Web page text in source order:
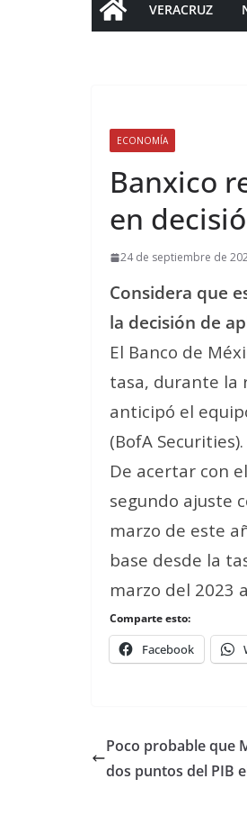
VERACRUZ
ECONOMÍA
Banxico
en
24 de septiembre de
Considera que
la decisión de
El Banco de
tasa, durante la
anticipó el
(BofA Securities).
De acertar con
segundo ajuste
marzo de este
base desde la
marzo del 2023
Comparte esto:
Facebook
Poco probable que
dos puntos del PIB